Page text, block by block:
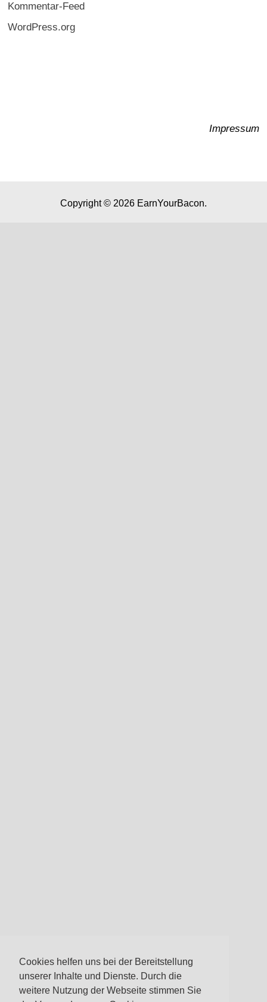
Cookies helfen uns bei der Bereitstellung
unserer Inhalte und Dienste. Durch die
weitere Nutzung der Webseite stimmen Sie
Kommentar-Feed
WordPress.org
Impressum
Copyright © 2026 EarnYourBacon.